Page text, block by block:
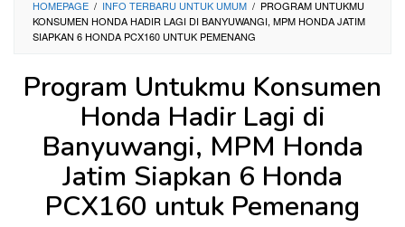
HOMEPAGE / INFO TERBARU UNTUK UMUM / PROGRAM UNTUKMU
KONSUMEN HONDA HADIR LAGI DI BANYUWANGI, MPM HONDA JATIM
SIAPKAN 6 HONDA PCX160 UNTUK PEMENANG
Program Untukmu Konsumen
Honda Hadir Lagi di
Banyuwangi, MPM Honda
Jatim Siapkan 6 Honda
PCX160 untuk Pemenang